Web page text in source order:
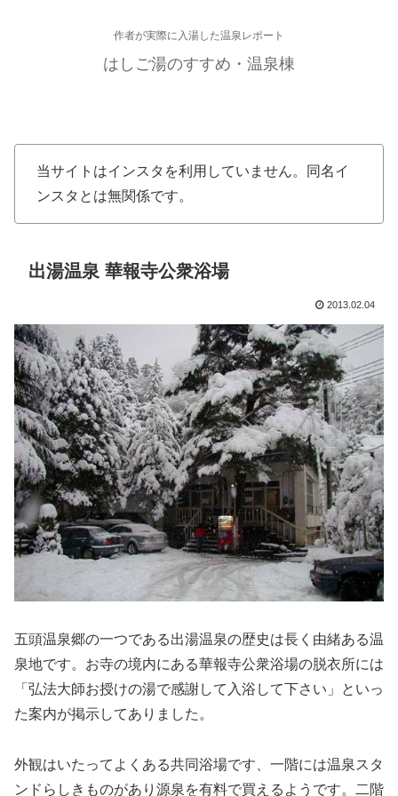
作者が実際に入湯した温泉レポート
はしご湯のすすめ・温泉棟
当サイトはインスタを利用していません。同名イ
ンスタとは無関係です。
出湯温泉 華報寺公衆浴場
2013.02.04
五頭温泉郷の一つである出湯温泉の歴史は長く由緒ある温
泉地です。お寺の境内にある華報寺公衆浴場の脱衣所には
「弘法大師お授けの湯で感謝して入浴して下さい」といっ
た案内が掲示してありました。
外観はいたってよくある共同浴場です、一階には温泉スタ
ンドらしきものがあり源泉を有料で買えるようです。二階